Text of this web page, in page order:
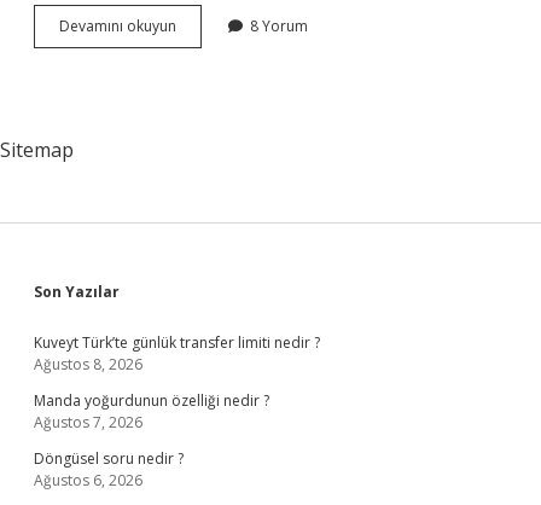
Devamını okuyun Türkiyede
En
8 Yorum
Sitemap
Sidebar
Son Yazılar
Kuveyt Türk’te günlük transfer limiti nedir ?
Ağustos 8, 2026
Manda yoğurdunun özelliği nedir ?
Ağustos 7, 2026
Döngüsel soru nedir ?
Ağustos 6, 2026